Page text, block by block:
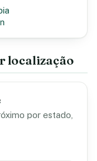
localização
por estado,